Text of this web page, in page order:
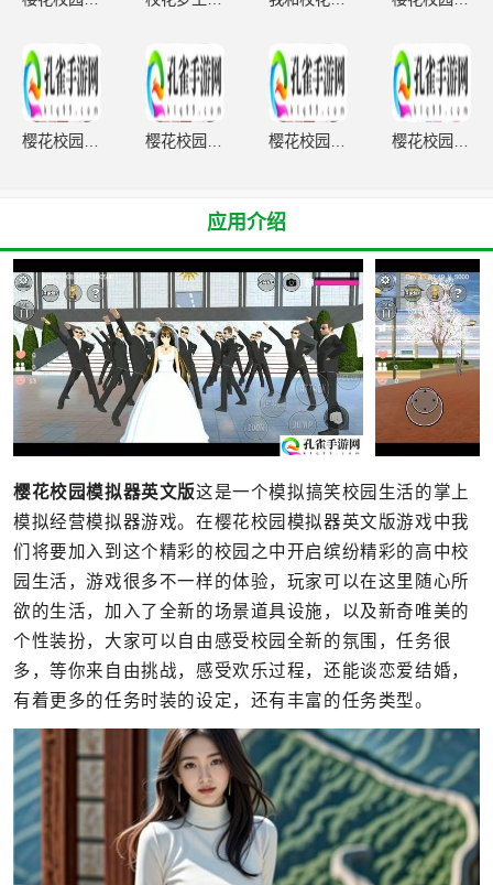
应用介绍
樱花校园模拟器英文版这是一个模拟搞笑校园生活的掌上
模拟经营模拟器游戏。在樱花校园模拟器英文版游戏中我
们将要加入到这个精彩的校园之中开启缤纷精彩的高中校
园生活，游戏很多不一样的体验，玩家可以在这里随心所
欲的生活，加入了全新的场景道具设施，以及新奇唯美的
个性装扮，大家可以自由感受校园全新的氛围，任务很
多，等你来自由挑战，感受欢乐过程，还能谈恋爱结婚，
有着更多的任务时装的设定，还有丰富的任务类型。